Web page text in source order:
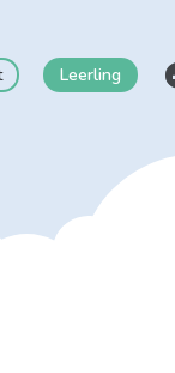
Leerling